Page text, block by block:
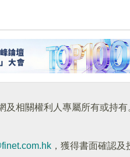
相關權利人專屬所有或持有
，獲得書面確認及